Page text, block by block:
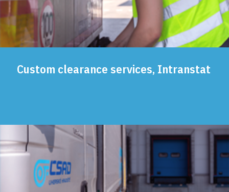
Custom clearance services, Intranstat